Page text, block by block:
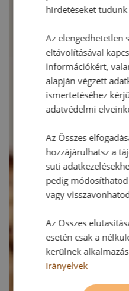
hirdetéseket
Az elengedhetetlen
eltávolításával
információkért,
alapján végzett
ismertetéséhez
adatvédelmi
Az Összes
hozzájárulhatsz a
süti
pedig
vagy
Az Összes
esetén csak a
kerülnek
irányelvek